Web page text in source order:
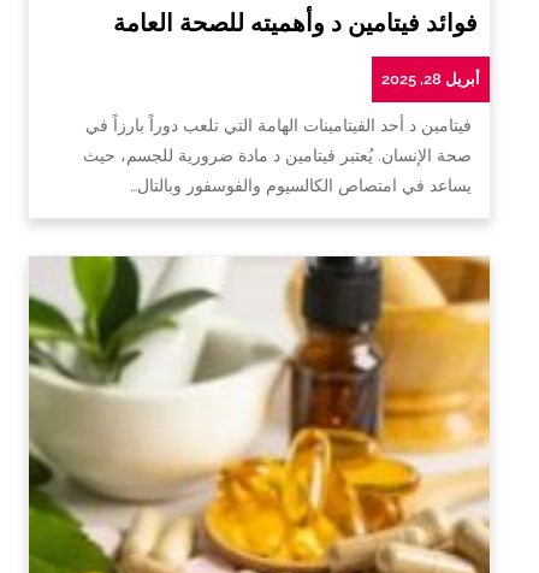
فوائد فيتامين د وأهميته للصحة العامة
أبريل 28, 2025
فيتامين د أحد الفيتامينات الهامة التي تلعب دوراً بارزاً في
صحة الإنسان. يُعتبر فيتامين د مادة ضرورية للجسم، حيث
يساعد في امتصاص الكالسيوم والفوسفور وبالتال…